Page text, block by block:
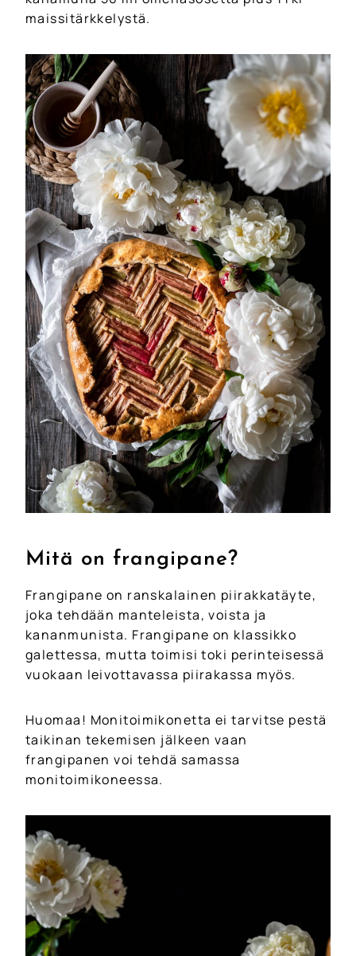
maissitärkkelystä.
Mitä on frangipane?
Frangipane on ranskalainen piirakkatäyte,
joka tehdään manteleista, voista ja
kananmunista. Frangipane on klassikko
galettessa, mutta toimisi toki perinteisessä
vuokaan leivottavassa piirakassa myös.
Huomaa! Monitoimikonetta ei tarvitse pestä
taikinan tekemisen jälkeen vaan
frangipanen voi tehdä samassa
monitoimikoneessa.